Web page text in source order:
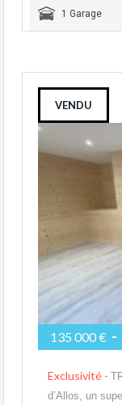
1 Garage
VENDU
135 000 € -
Exclusivité -
d’Allos, un